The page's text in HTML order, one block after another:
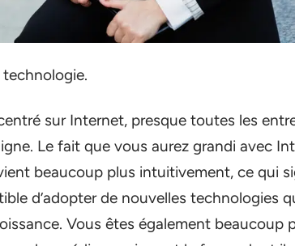
sur Internet, presque toutes les
Le fait que vous aurez grandi avec
beaucoup plus intuitivement, ce qui
d’adopter de nouvelles technologies
Vous êtes également beaucoup